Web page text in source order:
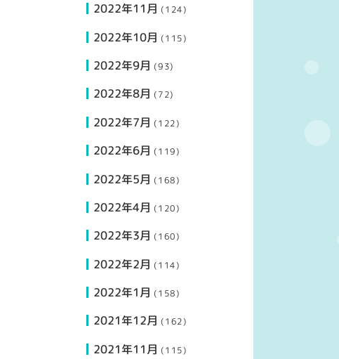
2022年11月 (124)
2022年10月 (115)
2022年9月 (93)
2022年8月 (72)
2022年7月 (122)
2022年6月 (119)
2022年5月 (168)
2022年4月 (120)
2022年3月 (160)
2022年2月 (114)
2022年1月 (158)
2021年12月 (162)
2021年11月 (115)